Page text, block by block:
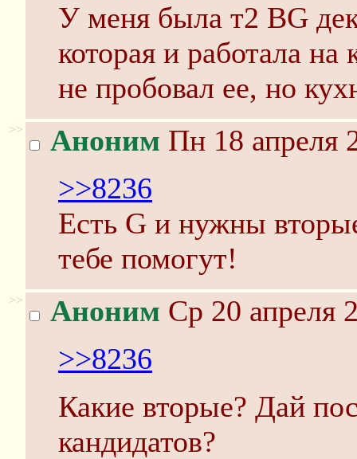
У меня была т2 BG
которая и работала
не пробовал ее, но
>> Аноним Пн 18 апреля
>>8236
Есть G и нужны
тебе помогут!
>> Аноним Ср 20 апреля
>>8236
Какие вторые? Дай
кандидатов?